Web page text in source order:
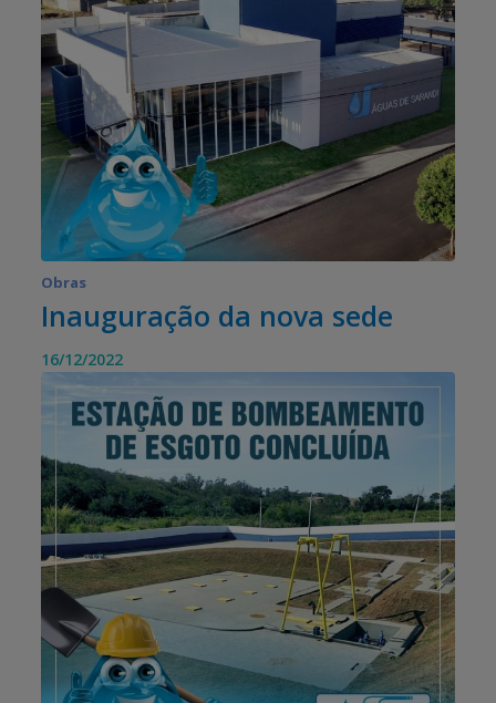
Obras
Inauguração da nova sede
16/12/2022